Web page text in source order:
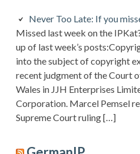
Never Too Late: If you
Missed last week on the
up of last week’s
into the subject of copyright
recent judgment of the Court
Wales in JJH Enterprises
Corporation. Marcel Pemsel
Supreme Court ruling […]